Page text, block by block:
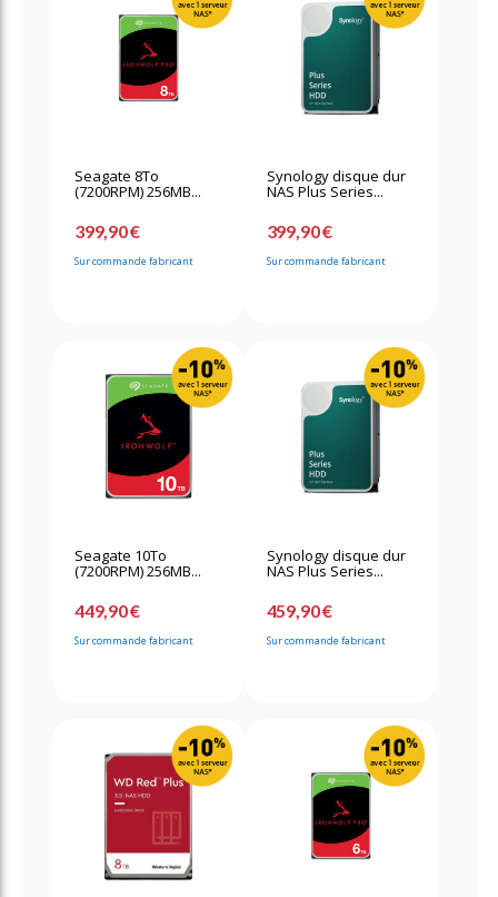
Seagate 8To
(7200RPM) 256MB...
399,90 €
Sur commande fabricant
Synology disque dur
NAS Plus Series...
399,90 €
Sur commande fabricant
Seagate 10To
(7200RPM) 256MB...
449,90 €
Sur commande fabricant
Synology disque dur
NAS Plus Series...
459,90 €
Sur commande fabricant